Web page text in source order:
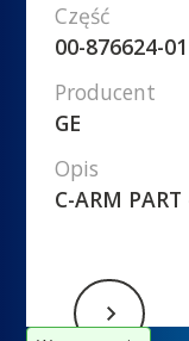
Część
00-876624-01
Producent
GE
Opis
C-ARM